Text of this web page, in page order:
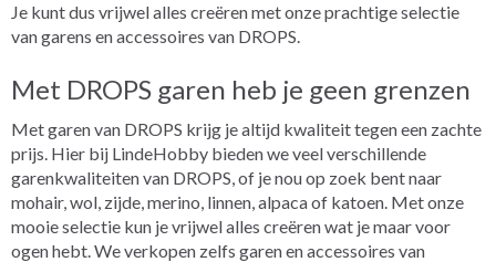
Je kunt dus vrijwel alles creëren met onze prachtige selectie
van garens en accessoires van DROPS.
Met DROPS garen heb je geen grenzen
Met garen van DROPS krijg je altijd kwaliteit tegen een zachte
prijs. Hier bij LindeHobby bieden we veel verschillende
garenkwaliteiten van DROPS, of je nou op zoek bent naar
mohair, wol, zijde, merino, linnen, alpaca of katoen. Met onze
mooie selectie kun je vrijwel alles creëren wat je maar voor
ogen hebt. We verkopen zelfs garen en accessoires van